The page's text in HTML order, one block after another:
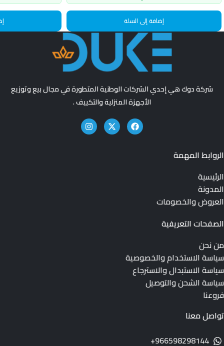
إضافة إلى السلة
شركة دوك هي إحدي الشركات الوطنية المتطورة في مجال بيع وتوزيع
الأجهزة المنزلية والتكييف .
الروابط المهمة
الرئيسية
المدونة
العروض والخصومات
الصفحات التعريفية
من نحن
سياسة الاستخدام والخصوصية
سياسة الاستبدال والاسترجاع
سياسة الشحن والتوصيل
فروعنا
تواصل معنا
966598298144+